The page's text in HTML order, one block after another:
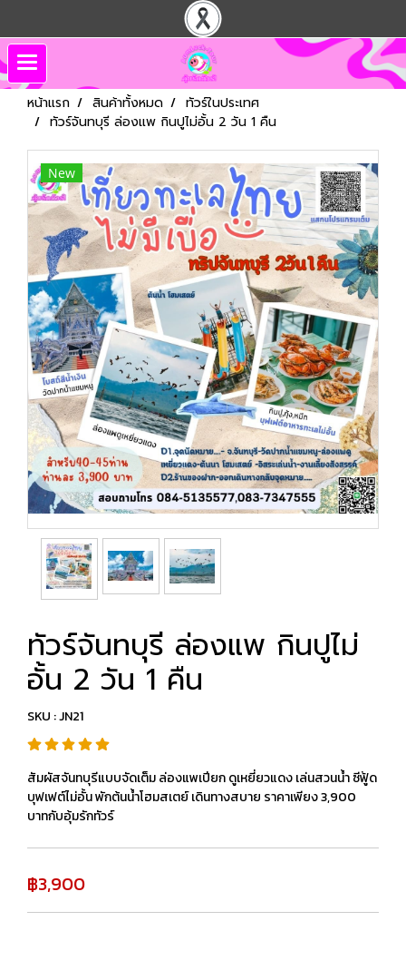
หน้าแรก สินค้าทั้งหมด
ทัวร์ในประเทศ
ทัวร์จันทบุรี ล่องแพ กินปูไม่อั้น 2 วัน 1 คืน
New
ทัวร์จันทบุรี ล่องแพ กินปูไม่
อั้น 2 วัน 1 คืน
SKU : JN21
สัมผัสจันทบุรีแบบจัดเต็ม ล่องแพเปียก ดูเหยี่ยวแดง เล่นสวนน้ำ ซีฟู้ด
บุฟเฟต์ไม่อั้น พักต้นน้ำโฮมสเตย์ เดินทางสบาย ราคาเพียง 3,900
บาทกับอุ้มรักทัวร์
฿3,900